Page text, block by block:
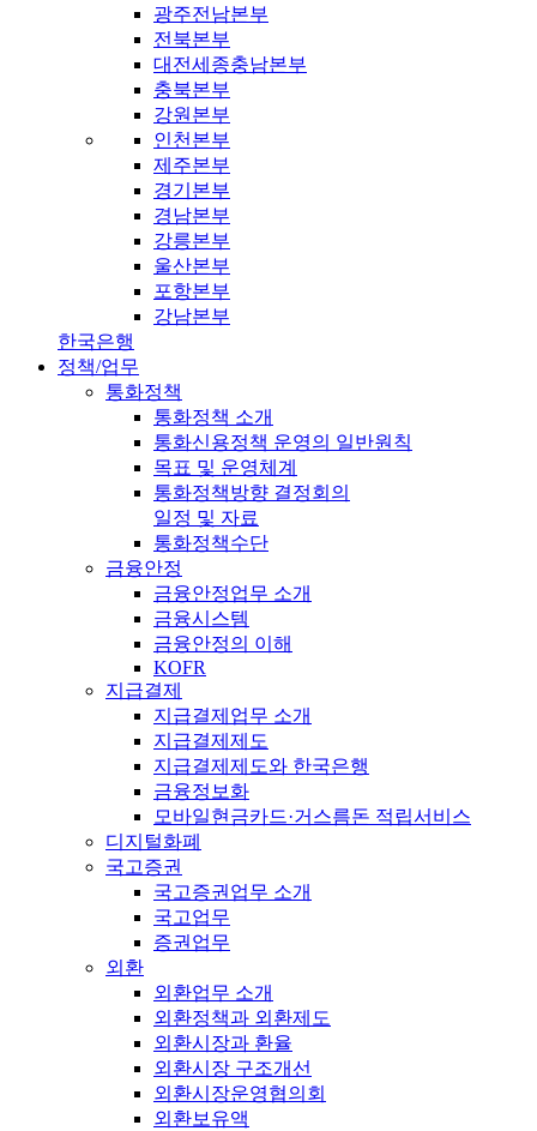
광주전남본부
전북본부
대전세종충남본부
충북본부
강원본부
인천본부
제주본부
경기본부
경남본부
강릉본부
울산본부
포항본부
강남본부
한국은행
정책/업무
통화정책
통화정책 소개
통화신용정책 운영의 일반원칙
목표 및 운영체계
통화정책방향 결정회의
일정 및 자료
통화정책수단
금융안정
금융안정업무 소개
금융시스템
금융안정의 이해
KOFR
지급결제
지급결제업무 소개
지급결제제도
지급결제제도와 한국은행
금융정보화
모바일현금카드·거스름돈 적립서비스
디지털화폐
국고증권
국고증권업무 소개
국고업무
증권업무
외환
외환업무 소개
외환정책과 외환제도
외환시장과 환율
외환시장 구조개선
외환시장운영협의회
외환보유액